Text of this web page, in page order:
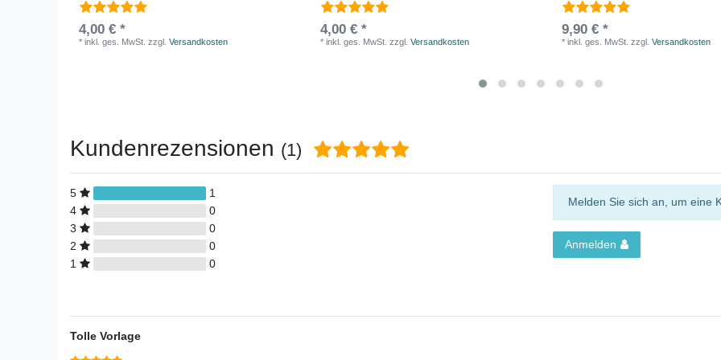
4,00 € *
*inkl. ges. MwSt. zzgl.Versandkosten
4,00 € *
*inkl. ges. MwSt. zzgl.Versandkosten
9,90 € *
*inkl. ges. MwSt. zzgl.Versandkosten
Kundenrezensionen (1)
5
1
4
0
3
0
2
0
1
0
Melden Sie sich an, um eine
Anmelden
Tolle Vorlage